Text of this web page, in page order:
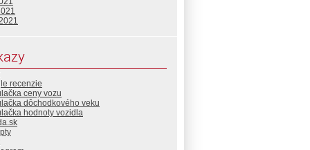
recenzie
ceny vozu
dôchodkového veku
hodnoty vozidla